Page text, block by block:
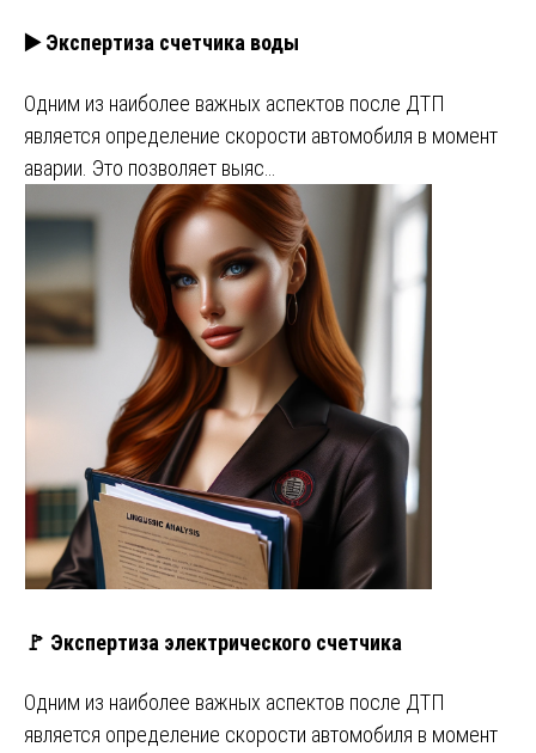
▶️ Экспертиза счетчика воды
Одним из наиболее важных аспектов после ДТП
является определение скорости автомобиля в момент
аварии. Это позволяет выяс…
🚩 Экспертиза электрического счетчика
Одним из наиболее важных аспектов после ДТП
является определение скорости автомобиля в момент